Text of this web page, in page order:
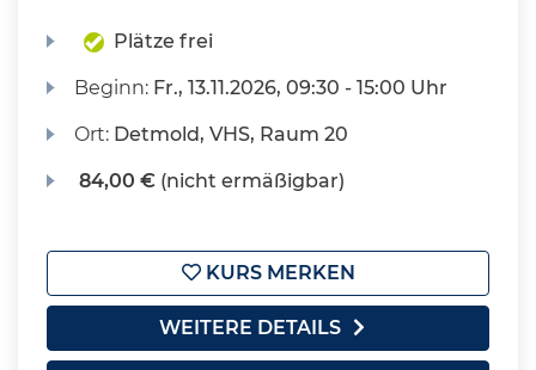
Plätze frei
Beginn: Fr., 13.11.2026, 09:30 - 15:00 Uhr
Ort: Detmold, VHS, Raum 20
84,00 € (nicht ermäßigbar)
KURS MERKEN
WEITERE DETAILS